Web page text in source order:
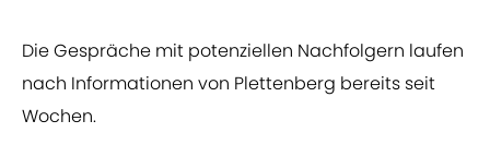
Die Gespräche mit potenziellen Nachfolgern laufen
nach Informationen von Plettenberg bereits seit
Wochen.